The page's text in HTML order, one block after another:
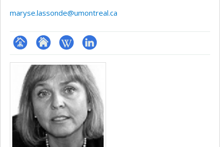
maryse.lassonde@umontreal.ca
Page
professionnelle
(faculté,département,école)
Site
web
de
l’unité
de
recherche
Wiki LinkedIn
Media